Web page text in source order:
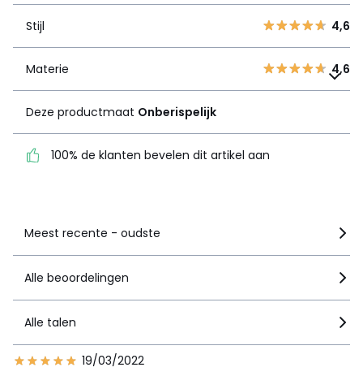
1
2 0
Deze productmaat
dit artikel aan
Stijl 4,6
Materie 4,6
Deze productmaat Onberispelijk
100% de klanten bevelen dit artikel aan
Meest recente - oudste
Alle beoordelingen
Alle talen
19/03/2022